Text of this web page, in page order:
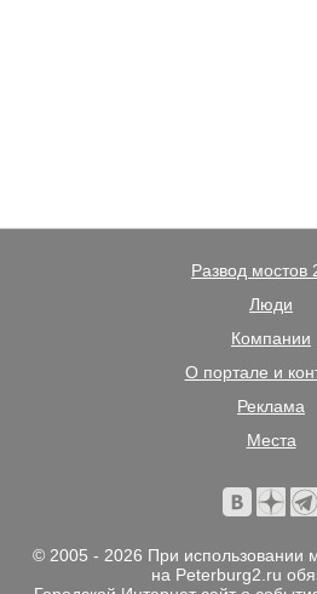
Развод мостов
Люди
Компании
О портале и
Реклама
Места
© 2005 - 2026 При использовании
на Peterburg2.ru